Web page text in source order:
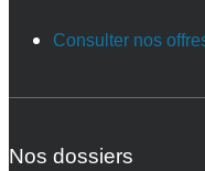
Consulter nos
Nos dossiers